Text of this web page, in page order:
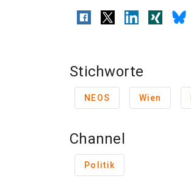
Stichworte
NEOS Wien
Channel
Politik